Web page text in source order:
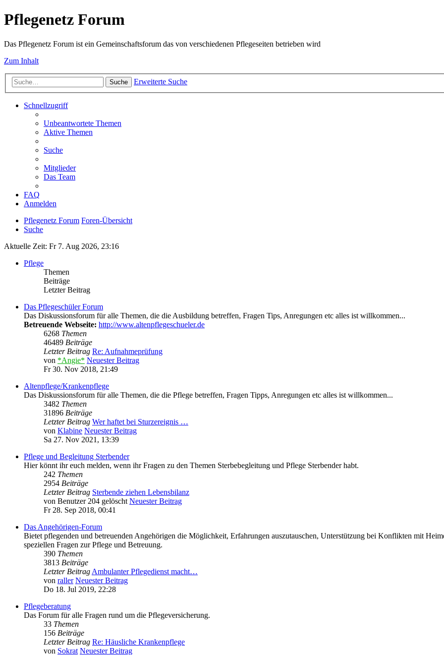
Pflegenetz Forum
Das Pflegenetz Forum ist ein Gemeinschaftsforum das von verschiedenen Pflegeseiten betrieben wird
Zum Inhalt
Suche Erweiterte Suche
Schnellzugriff
Unbeantwortete Themen
Aktive Themen
Suche
Mitglieder
Das Team
FAQ
Anmelden
Pflegenetz Forum Foren-Übersicht
Suche
Aktuelle Zeit: Fr 7. Aug 2026, 23:16
Pflege
Themen
Beiträge
Letzter Beitrag
Das Pflegeschüler Forum
Das Diskussionsforum für alle Themen, die die Ausbildung betreffen, Fragen Tips, Anregungen etc alles ist willkommen...
Betreuende Webseite: http://www.altenpflegeschueler.de
6268 Themen
46489 Beiträge
Letzter Beitrag Re: Aufnahmeprüfung
von *Angie* Neuester Beitrag
Fr 30. Nov 2018, 21:49
Altenpflege/Krankenpflege
Das Diskussionsforum für alle Themen, die die Pflege betreffen, Fragen Tipps, Anregungen etc alles ist willkommen...
3482 Themen
31896 Beiträge
Letzter Beitrag Wer haftet bei Sturzereignis …
von Klabine Neuester Beitrag
Sa 27. Nov 2021, 13:39
Pflege und Begleitung Sterbender
Hier könnt ihr euch melden, wenn ihr Fragen zu den Themen Sterbebegleitung und Pflege Sterbender habt.
242 Themen
2954 Beiträge
Letzter Beitrag Sterbende ziehen Lebensbilanz
von Benutzer 204 gelöscht Neuester Beitrag
Fr 28. Sep 2018, 00:41
Das Angehörigen-Forum
Bietet pflegenden und betreuenden Angehörigen die Möglichkeit, Erfahrungen auszutauschen, Unterstützung bei Konflikten mit
speziellen Fragen zur Pflege und Betreuung.
390 Themen
3813 Beiträge
Letzter BeitragAmbulanter Pflegedienst macht…
von raller Neuester Beitrag
Do 18. Jul 2019, 22:28
Pflegeberatung
Das Forum für alle Fragen rund um die Pflegeversicherung.
33 Themen
156 Beiträge
Letzter Beitrag Re: Häusliche Krankenpflege
von Sokrat Neuester Beitrag